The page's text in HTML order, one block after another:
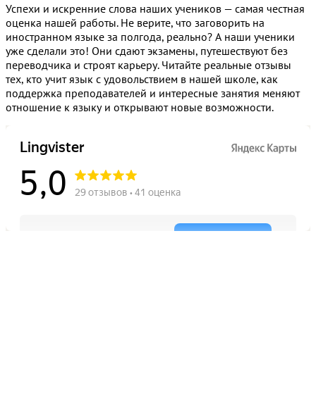
Успехи и искренние слова наших учеников — самая честная
оценка нашей работы. Не верите, что заговорить на
иностранном языке за полгода, реально? А наши ученики
уже сделали это! Они сдают экзамены, путешествуют без
переводчика и строят карьеру. Читайте реальные отзывы
тех, кто учит язык с удовольствием в нашей школе, как
поддержка преподавателей и интересные занятия меняют
отношение к языку и открывают новые возможности.